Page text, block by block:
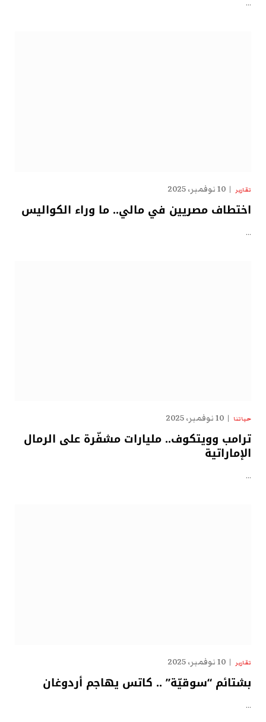
…
تقارير 10 نوفمبر، 2025
اختطاف مصريين في مالي.. ما وراء الكواليس
…
حياتنا 10 نوفمبر، 2025
ترامب وويتكوف.. مليارات مشفّرة على الرمال
الإماراتية
…
تقارير 10 نوفمبر، 2025
بشتائم “سوقيّة” .. كاتس يهاجم أردوغان
…